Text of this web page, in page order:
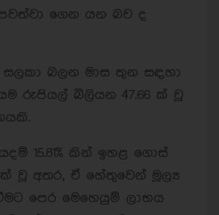
පවත්වා ගෙන යන බව ද
සලකා බලන මාස තුන සඳහා
රුපියල් බිලියන 47.66 ක් වූ
15.81% කින් ඉහළ ගොස්
වූ අතර, ඒ හේතුවෙන් මූල්‍ය
පෙර මෙහෙයුම් ලාභය